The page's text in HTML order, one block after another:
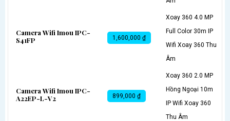
Camera Wifi Imou IPC-
S41FP
1,600,000 ₫
Xoay 360 4.0 MP
Full Color 30m IP
Wifi Xoay 360 Thu
Âm
Camera Wifi Imou IPC-
A22EP-L-V2
899,000 ₫
Xoay 360 2.0 MP
Hồng Ngoại 10m
IP Wifi Xoay 360
Thu Âm